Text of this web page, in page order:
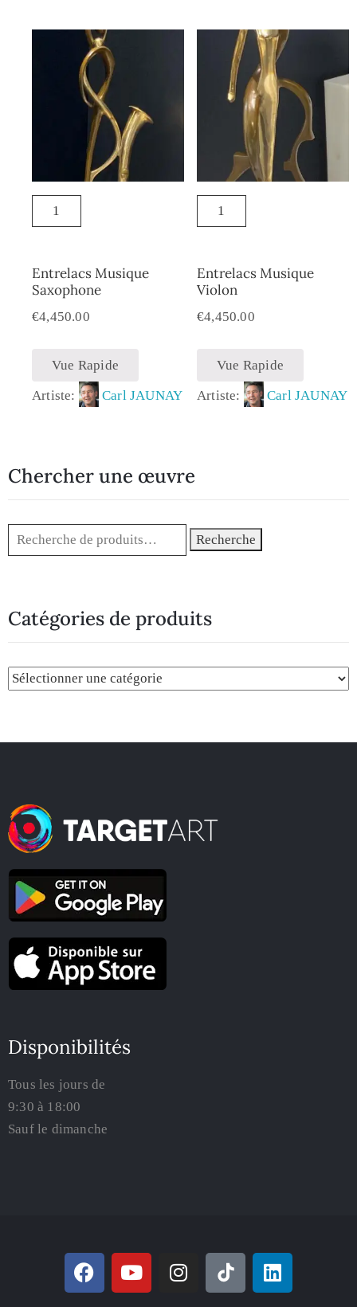
Entrelacs Musique
Saxophone
€4,450.00
Vue Rapide
Artiste: Carl JAUNAY
Entrelacs Musique
Violon
€4,450.00
Vue Rapide
Artiste: Carl JAUNAY
Chercher une œuvre
Recherche
Catégories de produits
Disponibilités
Tous les jours de
9:30 à 18:00
Sauf le dimanche